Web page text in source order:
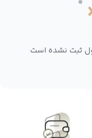
ثبت نشده است